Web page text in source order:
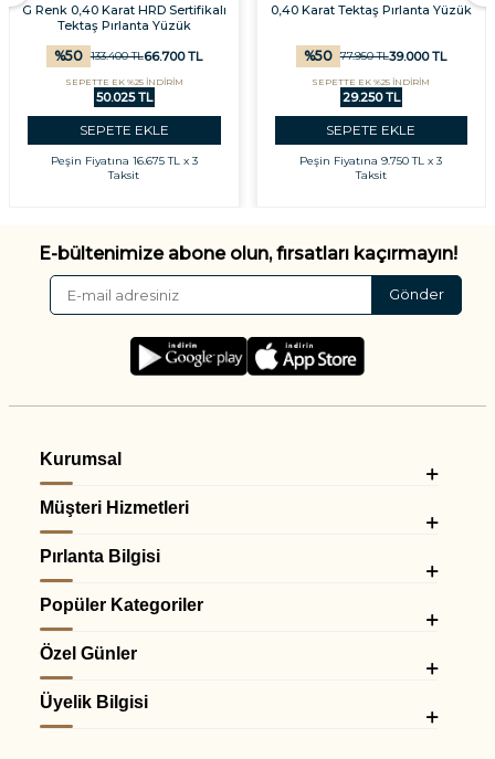
G Renk 0,40 Karat HRD Sertifikalı
Tektaş Pırlanta Yüzük
%50 133.400TL66.700TL
SEPETTE EK %25 İNDİRİM
50.025 TL
SEPETE EKLE
Peşin Fiyatına 16.675 TL x 3
Taksit
0,40 Karat Tektaş Pırlanta Yüzük
%50 77.950TL39.000TL
SEPETTE EK %25 İNDİRİM
29.250 TL
SEPETE EKLE
Peşin Fiyatına9.750 TL x 3
Taksit
E-bültenimize abone olun, fırsatları kaçırmayın!
Gönder
Kurumsal
Müşteri Hizmetleri
Pırlanta Bilgisi
Popüler Kategoriler
Özel Günler
Üyelik Bilgisi